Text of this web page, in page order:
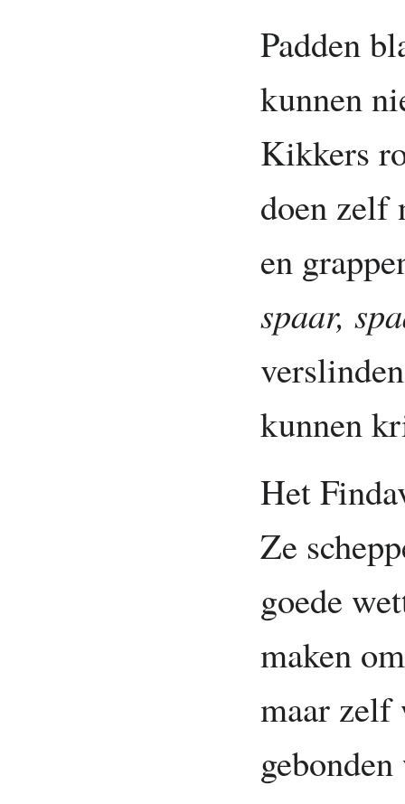
Padden
kunnen
Kikkers
doen zelf
en
spaar,
kunnen
Het
Ze
goede
maken
maar zelf